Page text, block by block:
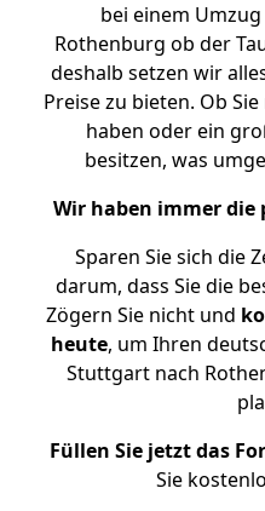
bei einem
Rothenburg ob der
deshalb setzen wir
Preise zu bieten. Ob
haben oder ein
besitzen, was
Wir haben immer die
Sparen Sie sich die
darum, dass Sie die
Zögern Sie nicht und
heute, um Ihren
Stuttgart nach
Füllen Sie jetzt das
Sie